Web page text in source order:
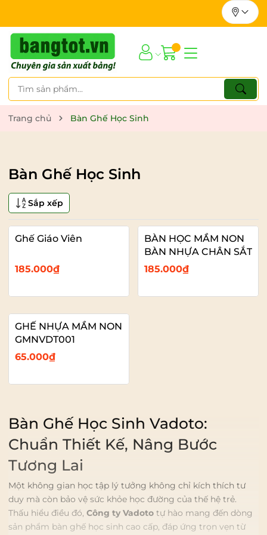
Trang chủ Bàn Ghế Học Sinh
Bàn Ghế Học Sinh
Sắp xếp
Ghế Giáo Viên
185.000₫
BÀN HỌC MẦM NON
BÀN NHỰA CHÂN SẮT
185.000₫
GHẾ NHỰA MẦM NON
GMNVDT001
65.000₫
Bàn Ghế Học Sinh Vadoto:
Chuẩn Thiết Kế, Nâng Bước
Tương Lai
Một không gian học tập lý tưởng không chỉ kích thích tư
duy mà còn bảo vệ sức khỏe học đường của thế hệ trẻ.
Thấu hiểu điều đó, Công ty Vadoto tự hào mang đến dòng
sản phẩm bàn ghế học sinh cao cấp, đáp ứng trọn vẹn từ